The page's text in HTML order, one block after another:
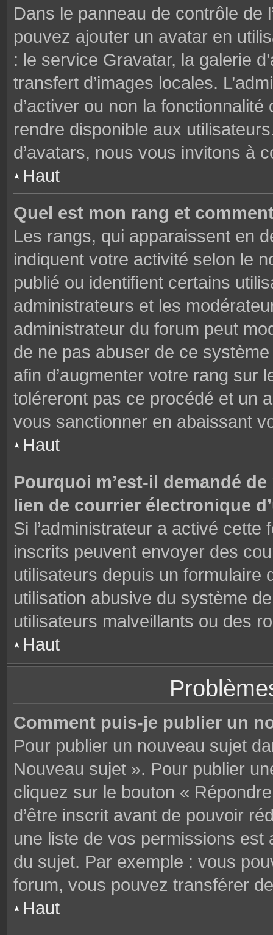
Dans le panneau de contrôle de
pouvez ajouter un avatar en
: le service Gravatar, la galerie
transfert d’images locales.
d’activer ou non la
rendre disponible aux
d’avatars, nous vous invitons à
Haut
Quel est mon rang et
Les rangs, qui apparaissent en
indiquent votre activité selon le
publié ou identifient certains
administrateurs et les
administrateur du forum peut
de ne pas abuser de ce
afin d’augmenter votre rang sur
toléreront pas ce procédé et un
vous sanctionner en abaissant
Haut
Pourquoi m’est-il demandé
lien de courrier électronique
Si l’administrateur a activé
inscrits peuvent envoyer des
utilisateurs depuis un formulaire
utilisation abusive du système
utilisateurs malveillants ou des
Haut
Comment puis-je publier un
Pour publier un nouveau sujet
Nouveau sujet ». Pour publier
cliquez sur le bouton «
d’être inscrit avant de pouvoir
une liste de vos permissions est
du sujet. Par exemple : vous
forum, vous pouvez transférer
Haut